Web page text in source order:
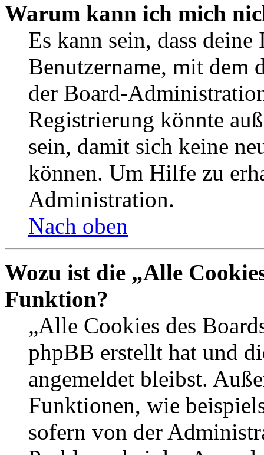
Warum kann ich mich
Es kann sein, dass
Benutzername, mit dem
der Board-
Registrierung könnte
sein, damit sich keine
können. Um Hilfe zu
Administration.
Nach oben
Wozu ist die „Alle
Funktion?
„Alle Cookies des
phpBB erstellt hat und
angemeldet bleibst.
Funktionen, wie
sofern von der